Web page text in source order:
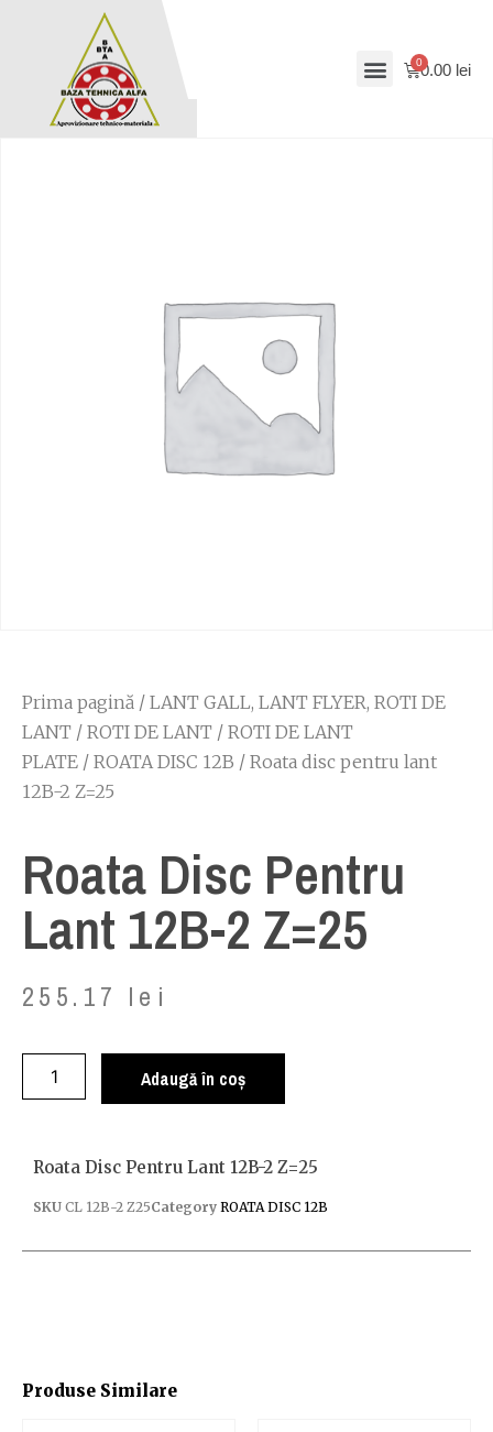
0.00 lei
Prima pagină / LANT GALL, LANT FLYER, ROTI DE
LANT / ROTI DE LANT / ROTI DE LANT
PLATE / ROATA DISC 12B / Roata disc pentru lant
12B-2 Z=25
Roata Disc Pentru
Lant 12B-2 Z=25
255.17 lei
Adaugă în coș
Produse Similare
Roata Disc Pentru Lant 12B-2 Z=25
SKU CL 12B-2 Z25Category ROATA DISC 12B